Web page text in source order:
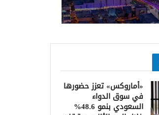
«أماروكس» تعزز حضورها
في سوق الدواء
السعودي بنمو 48.6%